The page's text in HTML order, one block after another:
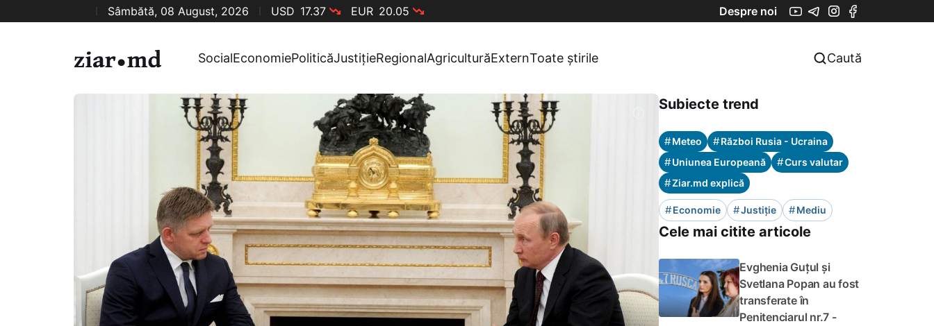
Sâmbătă, 08 August, 2026 USD 17.37 EUR 20.05 Despre noi
SocialEconomiePoliticăJustițieRegionalAgriculturăExternToate știrile Caută
Subiecte trend
#Meteo #Război Rusia - Ucraina
#Uniunea Europeană #Curs valutar
#Ziar.md explică
#Economie #Justiție #Mediu
Cele mai citite articole
Evghenia Guțul și
Svetlana Popan au fost
transferate în
Penitenciarul nr.7 -